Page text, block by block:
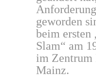
geworden
beim ersten
Slam“ am
im
Mainz.